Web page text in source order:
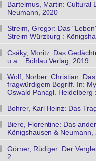
Bartelmus, Martin: Cultural
Neumann, 2020
Streim, Gregor: Das
Streim Würzburg :
Csáky, Moritz: Das
u.a. : Böhlau Verlag, 2019
Wolf, Norbert Christian:
fragwürdigem Begriff. In:
Oswald Panagl. Heidelberg
Bohrer, Karl Heinz: Das
Biere, Florentine: Das
Königshausen & Neumann,
Görner, Rüdiger: Der
2